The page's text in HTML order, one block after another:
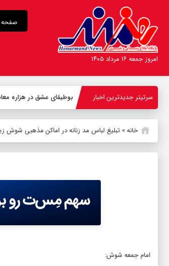
امروز جمعه ۱۶ مرداد ۱۴۰۵
سرتیتر جدیدترین اخبار بوطیقای عشق در هزاره
خانه» تبلیغ لباس مد زنانه در اماکن مذهبی شوش
امام جمعه شوش: